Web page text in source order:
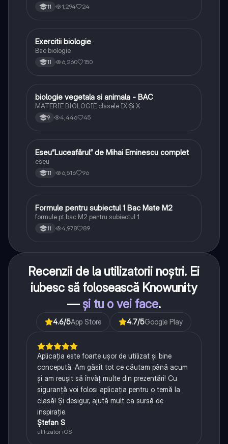
11 1,294 24
Biologie
Exercitii biologie
Bac biologie
11 6,260 150
Biologie
biologie vegetala si animala - BAC
MATERIE BIOLOGIE clasele IX Şi X
9 4,446 45
Limba și literatura română
Eseu”Luceafărul” de Mihai Eminescu complet
eseu
11 6,516 96
Matematică
Formule pentru subiectul 1 Bac Mate M2
formule pt bac M2 pentru subiectul 1
11 4,978 89
Recenzii de la utilizatorii noștri. Ei
iubesc să folosească Knowunity
— și tu o vei face.
4.6/5App Store 4.7/5Google Play
Aplicația este foarte ușor de utilizat și bine
concepută. Am găsit tot ce căutam până acum
și am reușit să învăț multe din prezentări! Cu
siguranță voi folosi aplicația pentru o temă la
clasă! Și desigur, ajută mult ca sursă de
inspirație.
Ștefan S
utilizator iOS